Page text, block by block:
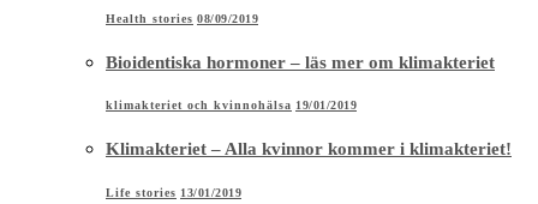
Health stories 08/09/2019
Bioidentiska hormoner – läs mer om klimakteriet
klimakteriet och kvinnohälsa 19/01/2019
Klimakteriet – Alla kvinnor kommer i klimakteriet!
Life stories 13/01/2019